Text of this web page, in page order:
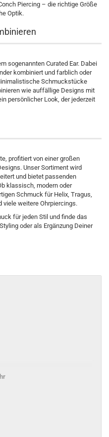
Piercing – die richtige Größe
Optik.
sogenannten Curated Ear. Dabei
kombiniert und farblich oder
Schmuckstücke
wie auffällige Designs mit
persönlicher Look, der jederzeit
profitiert von einer großen
Unser Sortiment wird
und bietet passenden
klassisch, modern oder
Schmuck für Helix, Tragus,
viele weitere Ohrpiercings.
für jeden Stil und finde das
oder als Ergänzung Deiner